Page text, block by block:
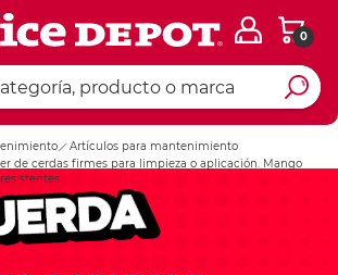
0
Artículos para mantenimiento
de cerdas firmes para limpieza o aplicación. Mango
Ingresar Codigo